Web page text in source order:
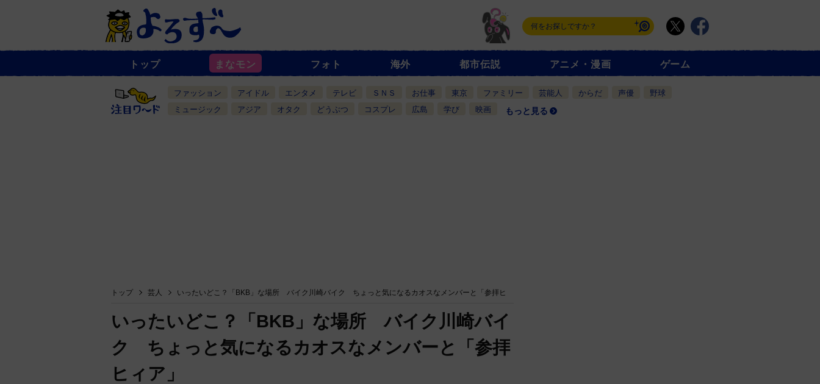
ュ
一
覧
トップ まなモン フォト 海外 都市伝説 アニメ・漫画 ゲーム
ファッション アイドル エンタメ テレビ ＳＮＳ お仕事 東京 ファミリー 芸能人 からだ 声優
野球
ミュージック
アジア オタク どうぶつ コスプレ 広島 学び 映画 もっと見る
トップ 芸人 いったいどこ？「BKB」な場所 バイク川崎バイク ちょっと気になるカオスなメンバーと「参拝ヒ
いったいどこ？「BKB」な場所 バイク川崎バイ
ク ちょっと気になるカオスなメンバーと「参拝
ヒィア」